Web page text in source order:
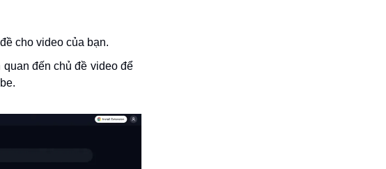
cho video của bạn.
đến chủ đề video để